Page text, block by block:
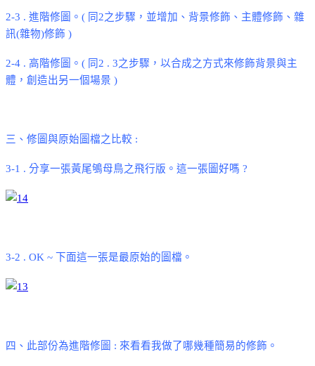
2-3 . 進階修圖 。 ( 同 2之步驟，並增加 、 背景修飾 、主體修飾、 雜
訊(雜物)修飾 )
2-4 . 高階修圖。 ( 同 2 . 3之步驟，以合成之方式來修飾背景與主
體，創造出另一個場景 )
三、修圖與原始圖檔之比較 :
3-1 . 分享一張黃尾鴝母鳥之飛行版。這一張圖好嗎 ?
3-2 . OK ~ 下面這一張是最原始的圖檔。
四、此部份為進階修圖 : 來看看我做了哪幾種簡易的修飾。